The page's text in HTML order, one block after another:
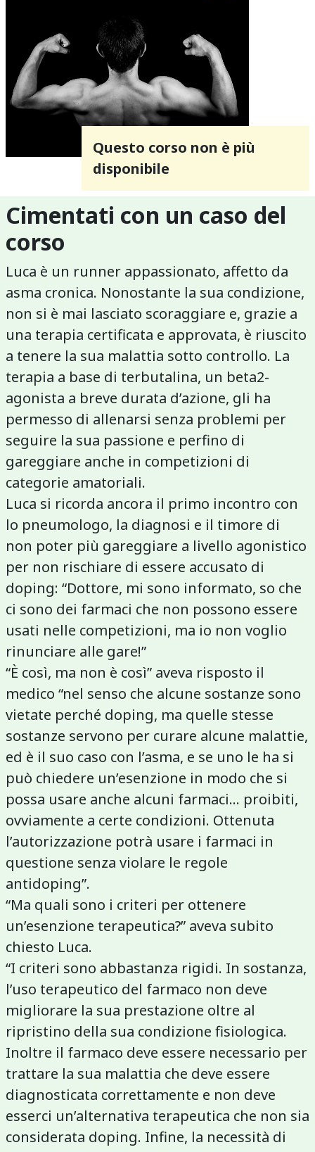
Questo corso non è più
disponibile
Cimentati con un caso del
corso
Luca è un runner appassionato, affetto da
asma cronica. Nonostante la sua condizione,
non si è mai lasciato scoraggiare e, grazie a
una terapia certificata e approvata, è riuscito
a tenere la sua malattia sotto controllo. La
terapia a base di terbutalina, un beta2-
agonista a breve durata d’azione, gli ha
permesso di allenarsi senza problemi per
seguire la sua passione e perfino di
gareggiare anche in competizioni di
categorie amatoriali.
Luca si ricorda ancora il primo incontro con
lo pneumologo, la diagnosi e il timore di
non poter più gareggiare a livello agonistico
per non rischiare di essere accusato di
doping: “Dottore, mi sono informato, so che
ci sono dei farmaci che non possono essere
usati nelle competizioni, ma io non voglio
rinunciare alle gare!”
“È così, ma non è così” aveva risposto il
medico “nel senso che alcune sostanze sono
vietate perché doping, ma quelle stesse
sostanze servono per curare alcune malattie,
ed è il suo caso con l’asma, e se uno le ha si
può chiedere un’esenzione in modo che si
possa usare anche alcuni farmaci... proibiti,
ovviamente a certe condizioni. Ottenuta
l’autorizzazione potrà usare i farmaci in
questione senza violare le regole
antidoping”.
“Ma quali sono i criteri per ottenere
un’esenzione terapeutica?” aveva subito
chiesto Luca.
“I criteri sono abbastanza rigidi. In sostanza,
l’uso terapeutico del farmaco non deve
migliorare la sua prestazione oltre al
ripristino della sua condizione fisiologica.
Inoltre il farmaco deve essere necessario per
trattare la sua malattia che deve essere
diagnosticata correttamente e non deve
esserci un’alternativa terapeutica che non sia
considerata doping. Infine, la necessità di